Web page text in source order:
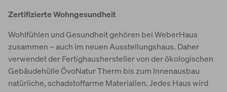
Zertifizierte Wohngesundheit
Wohlfühlen und Gesundheit gehören bei WeberHaus
zusammen – auch im neuen Ausstellungshaus. Daher
verwendet der Fertighaushersteller von der ökologischen
Gebäudehülle ÖvoNatur Therm bis zum Innenausbau
natürliche, schadstoffarme Materialien. Jedes Haus wird